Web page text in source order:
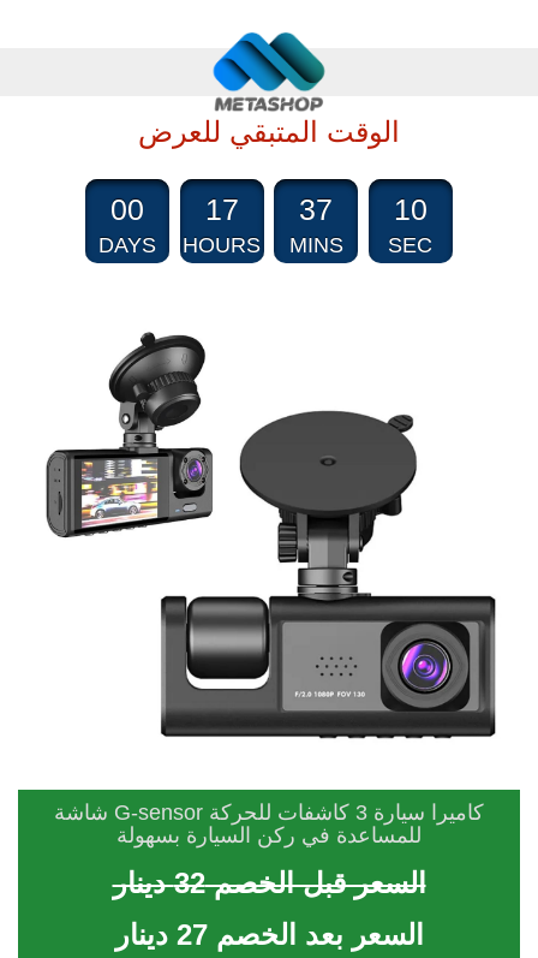
الوقت المتبقي للعرض
00
DAYS
17
HOURS
37
MINS
09
SEC
كاميرا سيارة 3 كاشفات للحركة G-sensor شاشة
للمساعدة في ركن السيارة بسهولة
السعر قبل الخصم 32 دينار
السعر بعد الخصم 27 دينار